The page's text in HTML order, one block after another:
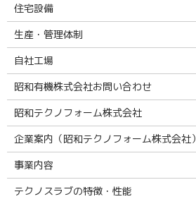
住宅設備
生産・管理体制
自社工場
昭和有機株式会社お問い合わせ
昭和テクノフォーム株式会社
企業案内（昭和テクノフォーム株式会社）
事業内容
テクノスラブの特徴・性能